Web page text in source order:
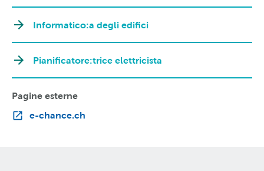
Informatico:a degli edifici
Pianificatore:trice elettricista
Pagine esterne
e-chance.ch